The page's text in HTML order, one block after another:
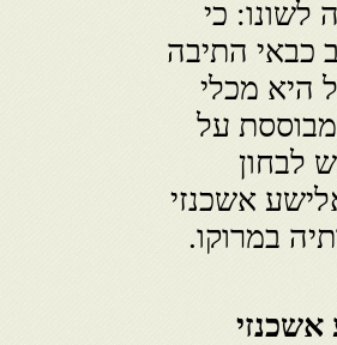
לשונו: כי
כבאי התיבה
היא מכלי
על
לבחון
אשכנזי
במרוקו.